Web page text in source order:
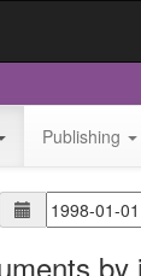
Publishing
by